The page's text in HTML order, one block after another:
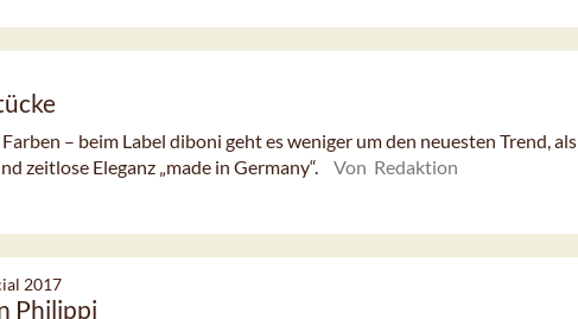
– beim Label diboni geht es weniger um den neuesten Trend, als
zeitlose Eleganz „made in Germany“.
Von Redaktion
2017
Philippi